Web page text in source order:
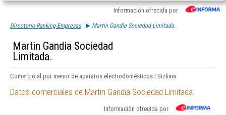
Información ofrecida por
Directorio Ranking Empresas Martin Gandia Sociedad Limitada.
Martin Gandia Sociedad
Limitada.
Comercio al por menor de aparatos electrodomésticos | Bizkaia
Datos comerciales de Martin Gandia Sociedad Limitada.
Información ofrecida por